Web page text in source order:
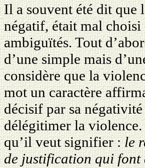
Il a souvent été dit que
négatif, était mal choisi
ambiguïtés. Tout
d’une simple mais
considère que la
mot un caractère
décisif par sa
délégitimer la
qu’il veut signifier :le
de justification qui font